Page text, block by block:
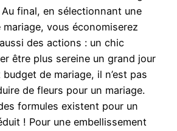
final, en sélectionnant une
mariage, vous économiserez
des actions : un chic
être plus sereine un grand jour
de mariage, il n’est pas
de fleurs pour un mariage.
formules existent pour un
! Pour une embellissement